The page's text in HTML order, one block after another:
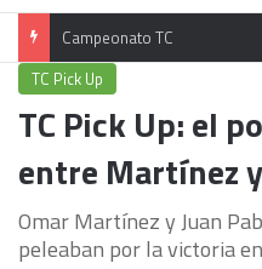
Campeonato TC
TC Pick Up
TC Pick Up: el
entre Martínez
Omar Martínez y Juan
peleaban por la victoria